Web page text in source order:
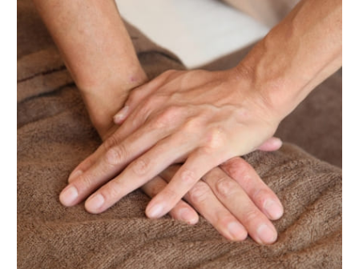
鍼
け
た
ほ
が
い
い？